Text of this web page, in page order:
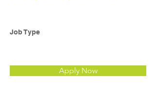
Job Type
Apply Now